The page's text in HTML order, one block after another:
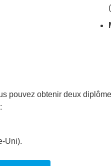
pouvez obtenir deux
Uni).